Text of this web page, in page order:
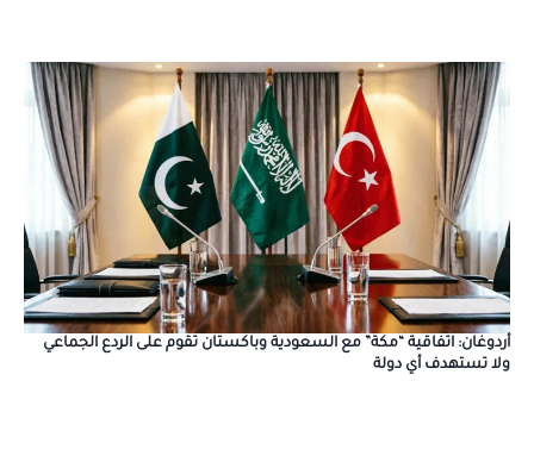
أردوغان: اتفاقية “مكة” مع السعودية وباكستان تقوم على الردع الجماعي
ولا تستهدف أي دولة